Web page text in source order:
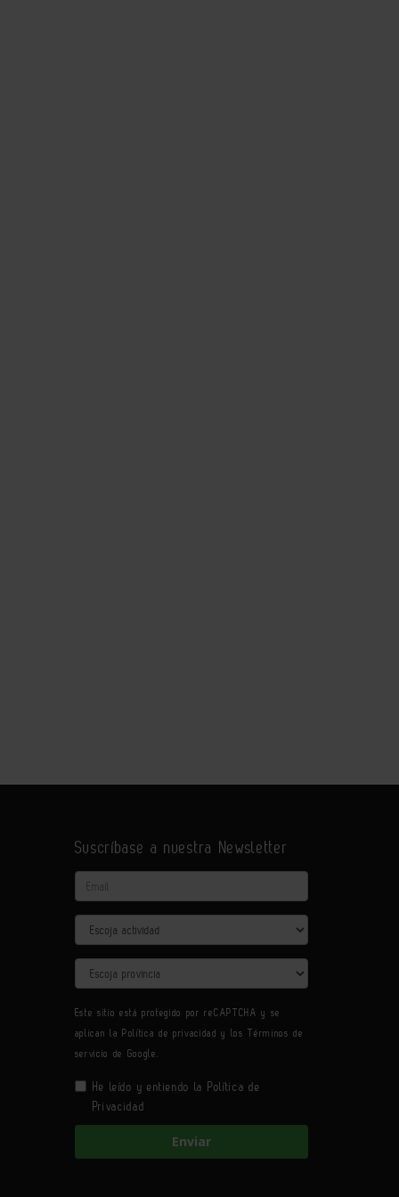
Suscríbase a nuestra Newsletter
Email
Actividad
Provincia
Este sitio está protegido por reCAPTCHA y se
aplican la Política de privacidad y losTérminos de
servicio de Google.
He leído y entiendo la Política de
Privacidad
Enviar